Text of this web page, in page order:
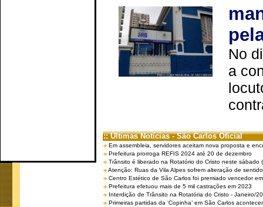
No
a
:: Últimas Notícias - São Carlos Oficial
Em assembleia, servidores aceitam nova proposta e
Prefeitura prorroga REFIS 2024 até 20 de dezembro
Trânsito é liberado na Rotatório do Cristo neste sábado
Atenção: Ruas da Vila Alpes sofrem alteração de
Centro Estético de São Carlos foi premiado vencedor
Prefeitura efetuou mais de 5 mil castrações em 2023
Interdição de Trânsito na Rotatória do Cristo - Janeiro/
Primeiras partidas da ‘Copinha’ em São Carlos